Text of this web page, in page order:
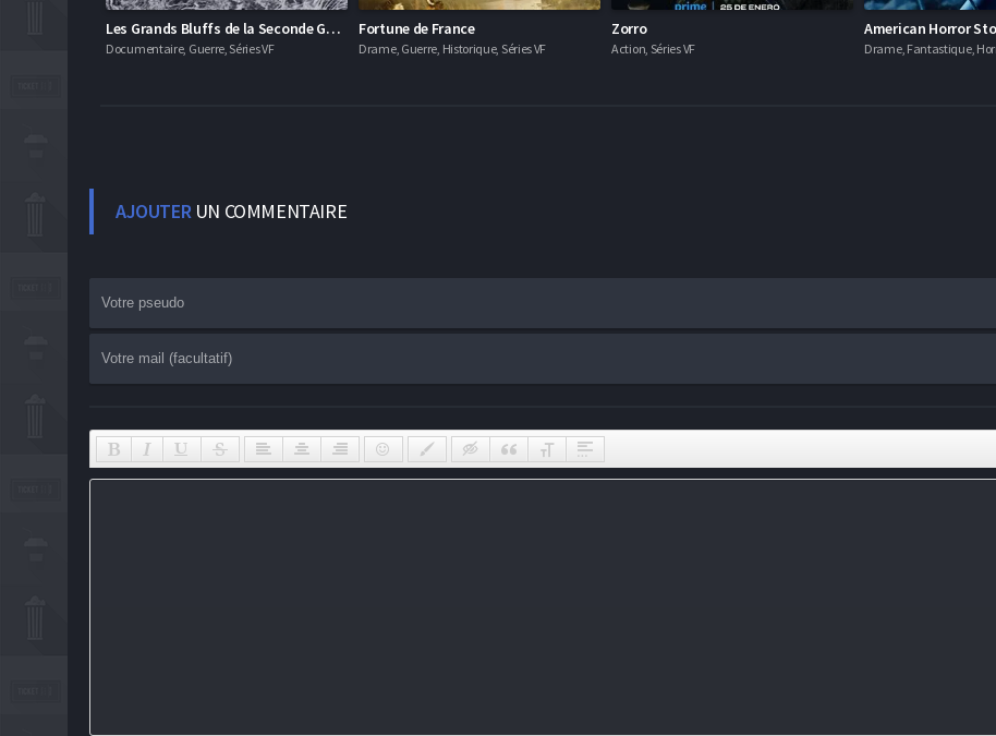
Les Grands Bluffs de la Seconde Guerre mondiale
Documentaire, Guerre, Séries VF
Fortune de France
Drame, Guerre, Historique, Séries VF
Zorro
Action, Séries VF
American Horror
Drame, Fantastique,
AJOUTERUN COMMENTAIRE